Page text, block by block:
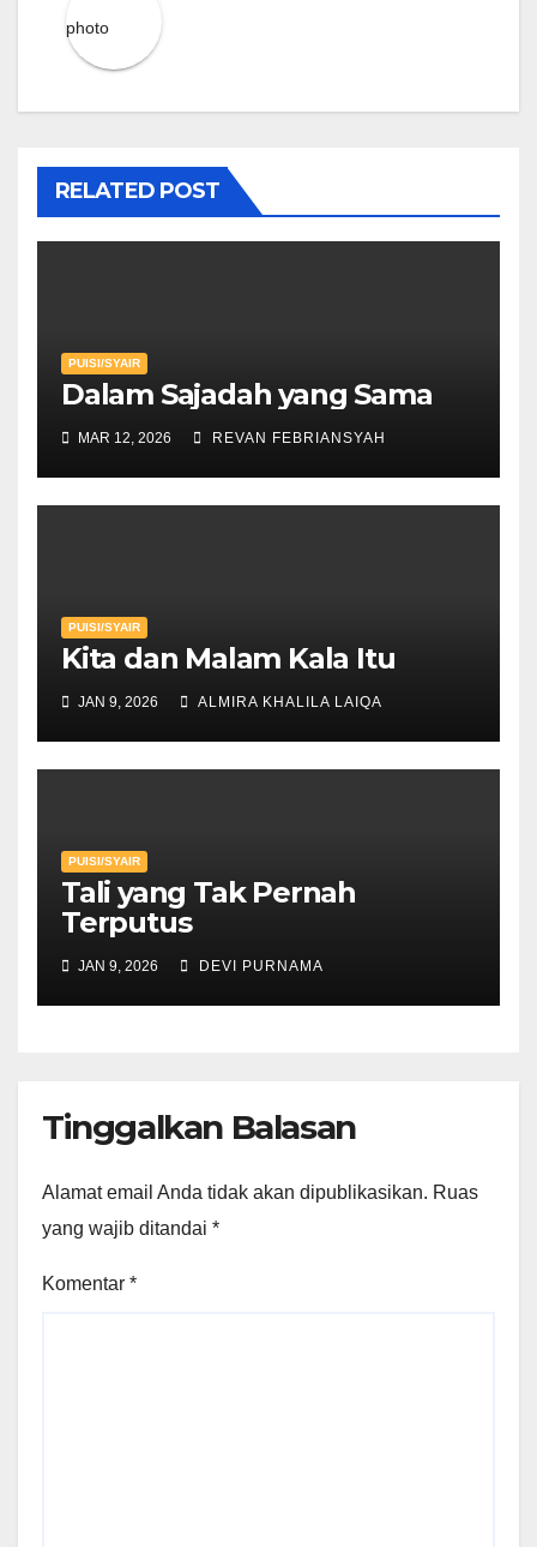
RELATED POST
PUISI/SYAIR
Dalam Sajadah yang Sama
MAR 12, 2026 REVAN FEBRIANSYAH
PUISI/SYAIR
Kita dan Malam Kala Itu
JAN 9, 2026 ALMIRA KHALILA LAIQA
PUISI/SYAIR
Tali yang Tak Pernah
Terputus
JAN 9, 2026 DEVI PURNAMA
Tinggalkan Balasan
Alamat email Anda tidak akan dipublikasikan. Ruas
yang wajib ditandai *
Komentar *